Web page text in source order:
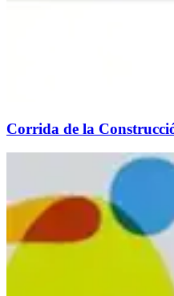
Corrida de la